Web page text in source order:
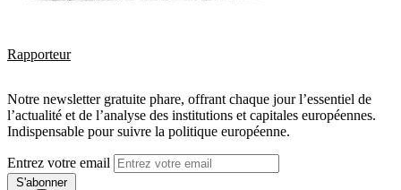
Rapporteur
Notre newsletter gratuite phare, offrant chaque jour l’essentiel de
l’actualité et de l’analyse des institutions et capitales européennes.
Indispensable pour suivre la politique européenne.
Entrez votre email
S'abonner